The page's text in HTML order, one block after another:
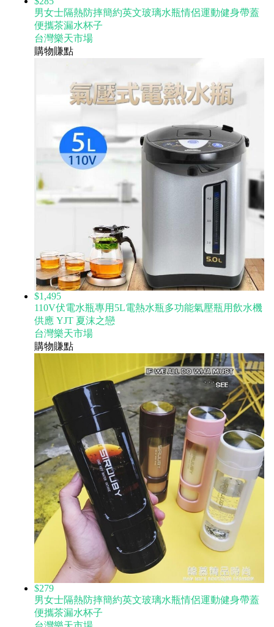
男女士隔熱防摔簡約英文玻璃水瓶情侶運動健身帶蓋
便攜茶漏水杯子
台灣樂天市場
購物賺點
$1,495
110V伏電水瓶專用5L電熱水瓶多功能氣壓瓶用飲水機
供應 YJT 夏沫之戀
台灣樂天市場
購物賺點
$279
男女士隔熱防摔簡約英文玻璃水瓶情侶運動健身帶蓋
便攜茶漏水杯子